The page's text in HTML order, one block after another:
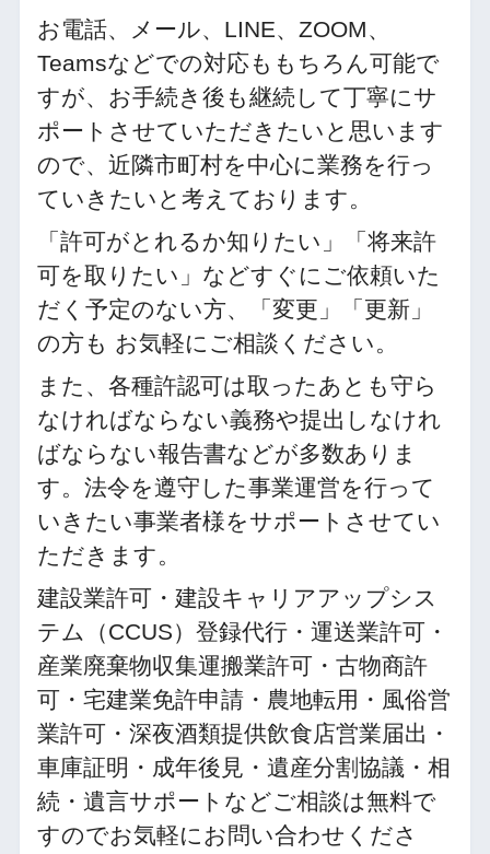
お電話、メール、LINE、ZOOM、
Teamsなどでの対応ももちろん可能で
すが、お手続き後も継続して丁寧にサ
ポートさせていただきたいと思います
ので、近隣市町村を中心に業務を行っ
ていきたいと考えております。
「許可がとれるか知りたい」「将来許
可を取りたい」などすぐにご依頼いた
だく予定のない方、「変更」「更新」
の方も お気軽にご相談ください。
また、各種許認可は取ったあとも守ら
なければならない義務や提出しなけれ
ばならない報告書などが多数ありま
す。法令を遵守した事業運営を行って
いきたい事業者様をサポートさせてい
ただきます。
建設業許可・建設キャリアアップシス
テム（CCUS）登録代行・運送業許可・
産業廃棄物収集運搬業許可・古物商許
可・宅建業免許申請・農地転用・風俗営
業許可・深夜酒類提供飲食店営業届出・
車庫証明・成年後見・遺産分割協議・相
続・遺言サポートなどご相談は無料で
すのでお気軽にお問い合わせくださ